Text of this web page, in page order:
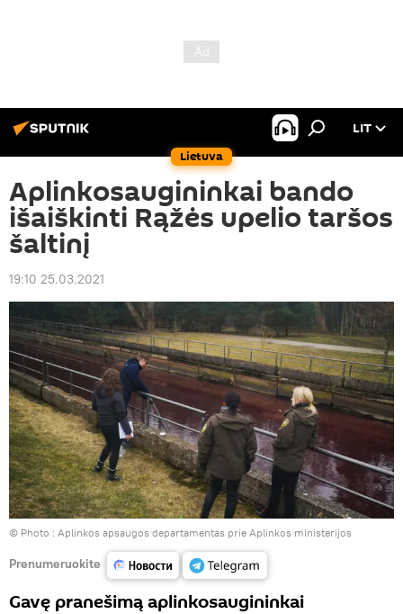
Lietuva
LIT
Aplinkosaugininkai bando
išaiškinti Rąžės upelio taršos
šaltinį
19:10 25.03.2021
© Photo : Aplinkos apsaugos departamentas prie Aplinkos ministerijos
Prenumeruokite
Gavę pranešimą aplinkosaugininkai